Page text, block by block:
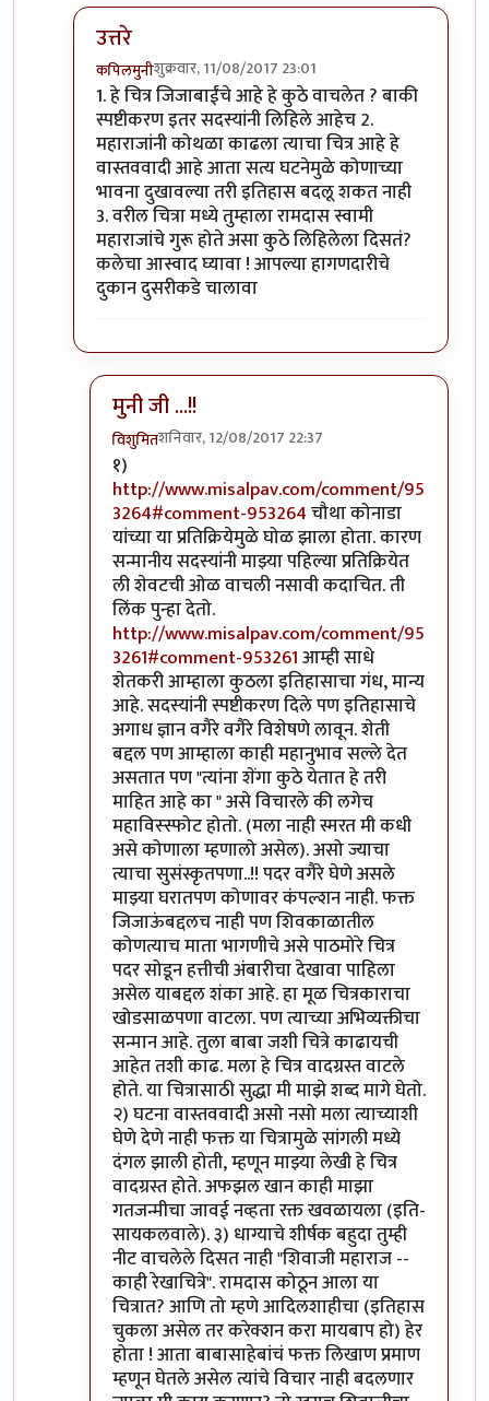
उत्तरे
कपिलमुनीशुक्रवार, 11/08/2017 23:01
In reply toक्षमा करा सगळी चित्रेbyविशुमित
1. हे चित्र जिजाबाईंचे आहे हे कुठे वाचलेत ? बाकी
स्पष्टीकरण इतर सदस्यांनी लिहिले आहेच 2.
महाराजांनी कोथळा काढला त्याचा चित्र आहे हे
वास्तववादी आहे आता सत्य घटनेमुळे कोणाच्या
भावना दुखावल्या तरी इतिहास बदलू शकत नाही
3. वरील चित्रा मध्ये तुम्हाला रामदास स्वामी
महाराजांचे गुरू होते असा कुठे लिहिलेला दिसतं?
कलेचा आस्वाद घ्यावा ! आपल्या हागणदारीचे
दुकान दुसरीकडे चालावा
मुनी जी ...!!
विशुमितशनिवार, 12/08/2017 22:37
In reply to
१)
http://www.misalpav.com/comment/95
3264#comment-953264चौथा कोनाडा
यांच्या या प्रतिक्रियेमुळे घोळ झाला होता. कारण
सन्मानीय सदस्यांनी माझ्या पहिल्या प्रतिक्रियेत
ली शेवटची ओळ वाचली नसावी कदाचित. ती
लिंक पुन्हा देतो.
http://www.misalpav.com/comment/95
3261#comment-953261आम्ही साधे
शेतकरी आम्हाला कुठला इतिहासाचा गंध, मान्य
आहे. सदस्यांनी स्पष्टीकरण दिले पण इतिहासाचे
अगाध ज्ञान वगैरे वगैरे विशेषणे लावून. शेती
बद्दल पण आम्हाला काही महानुभाव सल्ले देत
असतात पण "त्यांना शेंगा कुठे येतात हे तरी
माहित आहे का " असे विचारले की लगेच
महाविस्स्फोट होतो. (मला नाही स्मरत मी कधी
असे कोणाला म्हणालो असेल). असो ज्याचा
त्याचा सुसंस्कृतपणा..!! पदर वगैरे घेणे असले
माझ्या घरातपण कोणावर कंपल्शन नाही. फक्त
जिजाऊंबद्दलच नाही पण शिवकाळातील
कोणत्याच माता भागणीचे असे पाठमोरे चित्र
पदर सोडून हत्तीची अंबारीचा देखावा पाहिला
असेल याबद्दल शंका आहे. हा मूळ चित्रकाराचा
खोडसाळपणा वाटला. पण त्याच्या अभिव्यक्तीचा
सन्मान आहे. तुला बाबा जशी चित्रे काढायची
आहेत तशी काढ. मला हे चित्र वादग्रस्त वाटले
होते. या चित्रासाठी सुद्धा मी माझे शब्द मागे घेतो.
२) घटना वास्तववादी असो नसो मला त्याच्याशी
घेणे देणे नाही फक्त या चित्रामुळे सांगली मध्ये
दंगल झाली होती, म्हणून माझ्या लेखी हे चित्र
वादग्रस्त होते. अफझल खान काही माझा
गतजन्मीचा जावई नव्हता रक्त खवळायला (इति-
सायकलवाले). ३) धाग्याचे शीर्षक बहुदा तुम्ही
नीट वाचलेले दिसत नाही "शिवाजी महाराज --
काही रेखाचित्रे". रामदास कोठून आला या
चित्रात? आणि तो म्हणे आदिलशाहीचा (इतिहास
चुकला असेल तर करेक्शन करा मायबाप हो) हेर
होता ! आता बाबासाहेबांचं फक्त लिखाण प्रमाण
म्हणून घेतले असेल त्यांचे विचार नाही बदलणार